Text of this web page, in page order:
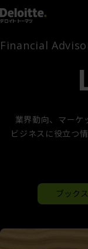
Home
Times
Channel
Library
FA Portal
Financial
業界動向、マーケ
ビジネスに役立つ
ブック